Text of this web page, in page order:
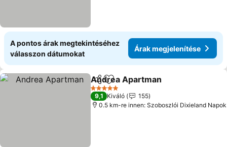
A pontos árak megtekintéséhez
válasszon dátumokat
Árak megjelenítése
Megosztás
Hozzáadás a kedvencekhez
Andrea Apartman
5 Kategória
9,1 Kiváló
155
0.5 km-re innen: Szoboszlói Dixieland Napok